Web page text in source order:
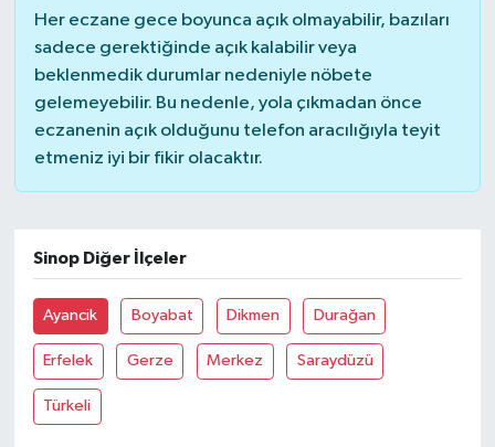
Her eczane gece boyunca açık olmayabilir, bazıları
sadece gerektiğinde açık kalabilir veya
beklenmedik durumlar nedeniyle nöbete
gelemeyebilir. Bu nedenle, yola çıkmadan önce
eczanenin açık olduğunu telefon aracılığıyla teyit
etmeniz iyi bir fikir olacaktır.
Sinop Diğer İlçeler
Ayancik Boyabat Dikmen Durağan
Erfelek Gerze Merkez Saraydüzü
Türkeli